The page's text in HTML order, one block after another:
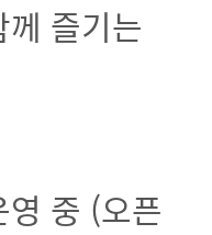
즐기는
중 (오픈